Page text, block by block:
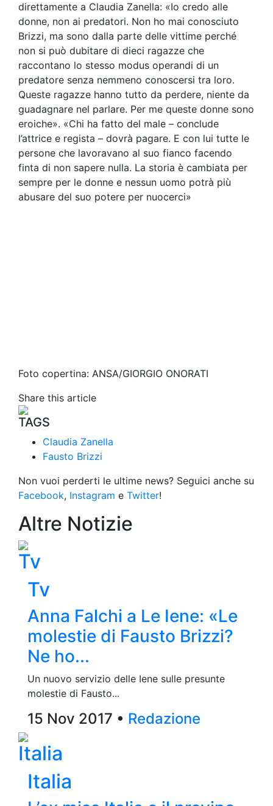
direttamente a Claudia Zanella: «Io credo alle
donne, non ai predatori. Non ho mai conosciuto
Brizzi, ma sono dalla parte delle vittime perché
non si può dubitare di dieci ragazze che
raccontano lo stesso modus operandi di un
predatore senza nemmeno conoscersi tra loro.
Queste ragazze hanno tutto da perdere, niente da
guadagnare nel parlare. Per me queste donne sono
eroiche». «Chi ha fatto del male – conclude
l’attrice e regista – dovrà pagare. E con lui tutte le
persone che lavoravano al suo fianco facendo
finta di non sapere nulla. La storia è cambiata per
sempre per le donne e nessun uomo potrà più
abusare del suo potere per nuocerci»
Foto copertina: ANSA/GIORGIO ONORATI
Share this article
TAGS
Claudia Zanella
Fausto Brizzi
Non vuoi perderti le ultime news? Seguici anche su
Facebook, Instagram e Twitter!
Altre Notizie
Tv
Tv
Anna Falchi a Le Iene: «Le
molestie di Fausto Brizzi?
Ne ho...
Un nuovo servizio delle Iene sulle presunte
molestie di Fausto...
15 Nov 2017 • Redazione
Italia
Italia